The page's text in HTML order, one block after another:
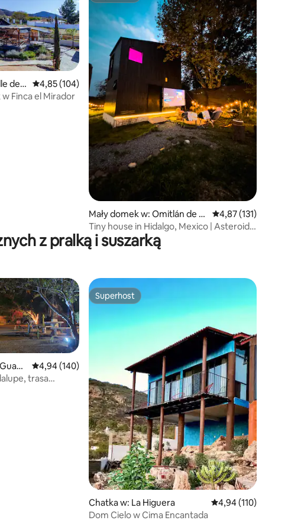
95
de
Średnia ocena: 4,85 na 5, liczba recenzji: 104
4,85 (104)
Finca el Mirador
Mały domek w: Omitlán de J
uárez
Średnia ocena: 4,87
4,87 (131)
Tiny house in Hidalgo, Mexico | Asteroid
#1
z pralką i suszarką
101
Średnia ocena: 4,94 na 5, liczba recenzji: 140
4,94 (140)
trasa
Superhost
Superhost
Chatka w: La Higuera Średnia ocena: 4,94
4,94 (110)
Dom Cielo w Cima Encantada